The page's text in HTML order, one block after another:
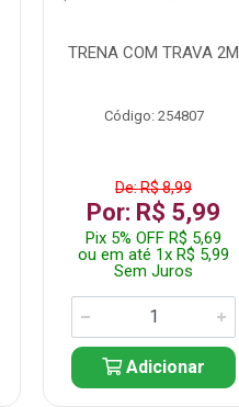
TRENA COM TRAVA 2M
Código: 254807
De: R$ 8,99
Por: R$ 5,99
Pix 5% OFF R$ 5,69
ou em até 1x R$ 5,99
Sem Juros
Adicionar